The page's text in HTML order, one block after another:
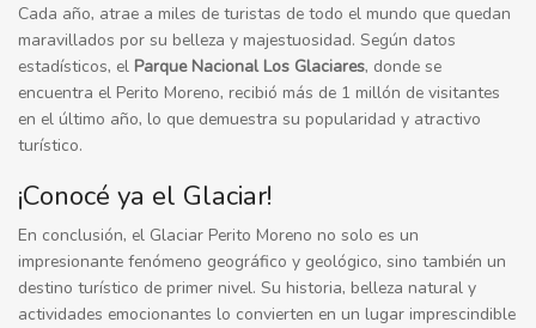
Cada año, atrae a miles de turistas de todo el mundo que quedan
maravillados por su belleza y majestuosidad. Según datos
estadísticos, el Parque Nacional Los Glaciares, donde se
encuentra el Perito Moreno, recibió más de 1 millón de visitantes
en el último año, lo que demuestra su popularidad y atractivo
turístico.
¡Conocé ya el Glaciar!
En conclusión, el Glaciar Perito Moreno no solo es un
impresionante fenómeno geográfico y geológico, sino también un
destino turístico de primer nivel. Su historia, belleza natural y
actividades emocionantes lo convierten en un lugar imprescindible